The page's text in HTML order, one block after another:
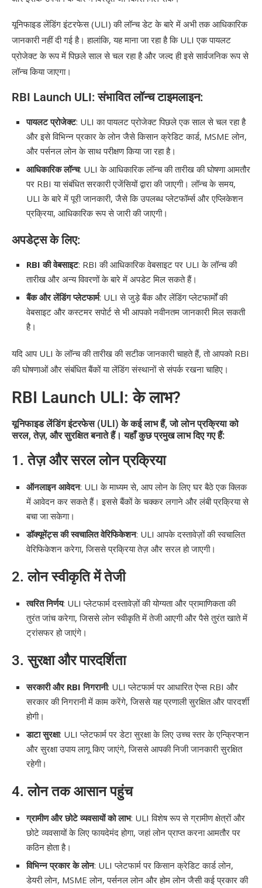
यूनिफाइड लेंडिंग इंटरफेस (ULI) की लॉन्च डेट के बारे में अभी तक आधिकारिक
जानकारी नहीं दी गई है। हालांकि, यह माना जा रहा है कि ULI एक पायलट
प्रोजेक्ट के रूप में पिछले साल से चल रहा है और जल्द ही इसे सार्वजनिक रूप से
लॉन्च किया जाएगा।
RBI Launch ULI: संभावित लॉन्च टाइमलाइन:
पायलट प्रोजेक्ट: ULI का पायलट प्रोजेक्ट पिछले एक साल से चल रहा है
और इसे विभिन्न प्रकार के लोन जैसे किसान क्रेडिट कार्ड, MSME लोन,
और पर्सनल लोन के साथ परीक्षण किया जा रहा है।
आधिकारिक लॉन्च: ULI के आधिकारिक लॉन्च की तारीख की घोषणा आमतौर
पर RBI या संबंधित सरकारी एजेंसियों द्वारा की जाएगी। लॉन्च के समय,
ULI के बारे में पूरी जानकारी, जैसे कि उपलब्ध प्लेटफॉर्म्स और एप्लिकेशन
प्रक्रिया, आधिकारिक रूप से जारी की जाएगी।
अपडेट्स के लिए:
RBI की वेबसाइट: RBI की आधिकारिक वेबसाइट पर ULI के लॉन्च की
तारीख और अन्य विवरणों के बारे में अपडेट मिल सकते हैं।
बैंक और लेंडिंग प्लेटफार्म: ULI से जुड़े बैंक और लेंडिंग प्लेटफार्मों की
वेबसाइट और कस्टमर सपोर्ट से भी आपको नवीनतम जानकारी मिल सकती
है।
यदि आप ULI के लॉन्च की तारीख की सटीक जानकारी चाहते हैं, तो आपको RBI
की घोषणाओं और संबंधित बैंकों या लेंडिंग संस्थानों से संपर्क रखना चाहिए।
RBI Launch ULI: के लाभ?
यूनिफाइड लेंडिंग इंटरफेस (ULI) के कई लाभ हैं, जो लोन प्रक्रिया को
सरल, तेज़, और सुरक्षित बनाते हैं। यहाँ कुछ प्रमुख लाभ दिए गए हैं:
1.तेज़ और सरल लोन प्रक्रिया
ऑनलाइन आवेदन: ULI के माध्यम से, आप लोन के लिए घर बैठे एक क्लिक
में आवेदन कर सकते हैं। इससे बैंकों के चक्कर लगाने और लंबी प्रक्रिया से
बचा जा सकेगा।
डॉक्यूमेंट्स की स्वचालित वेरिफिकेशन: ULI आपके दस्तावेज़ों की स्वचालित
वेरिफिकेशन करेगा, जिससे प्रक्रिया तेज़ और सरल हो जाएगी।
2.लोन स्वीकृति में तेजी
त्वरित निर्णय: ULI प्लेटफार्म दस्तावेज़ों की योग्यता और प्रामाणिकता की
तुरंत जांच करेगा, जिससे लोन स्वीकृति में तेजी आएगी और पैसे तुरंत खाते में
ट्रांसफर हो जाएंगे।
3.सुरक्षा और पारदर्शिता
सरकारी और RBI निगरानी: ULI प्लेटफार्म पर आधारित ऐप्स RBI और
सरकार की निगरानी में काम करेंगे, जिससे यह प्रणाली सुरक्षित और पारदर्शी
होगी।
डाटा सुरक्षा: ULI प्लेटफार्म पर डेटा सुरक्षा के लिए उच्च स्तर के एन्क्रिप्शन
और सुरक्षा उपाय लागू किए जाएंगे, जिससे आपकी निजी जानकारी सुरक्षित
रहेगी।
4.लोन तक आसान पहुंच
ग्रामीण और छोटे व्यवसायों को लाभ: ULI विशेष रूप से ग्रामीण क्षेत्रों और
छोटे व्यवसायों के लिए फायदेमंद होगा, जहां लोन प्राप्त करना आमतौर पर
कठिन होता है।
विभिन्न प्रकार के लोन: ULI प्लेटफार्म पर किसान क्रेडिट कार्ड लोन,
डेयरी लोन, MSME लोन, पर्सनल लोन और होम लोन जैसी कई प्रकार की